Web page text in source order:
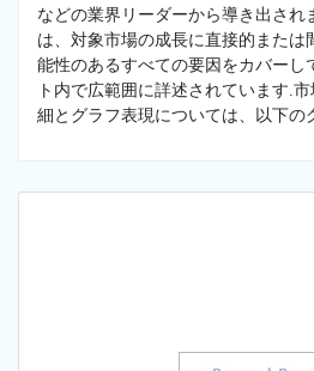
などの業界リーダーから導き出され
は、対象市場の成長に直接的または
能性のあるすべての要因をカバーし
ト内で広範囲に詳述されています.
細とグラフ表現については、以下の